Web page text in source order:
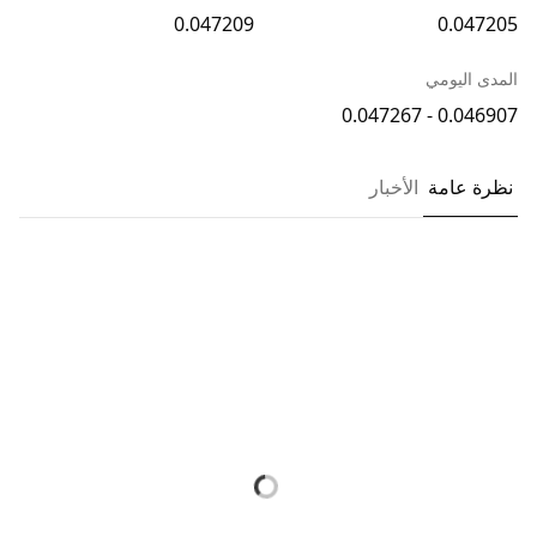
0.047205
0.047209
المدى اليومي
0.046907 - 0.047267
نظرة عامة الأخبار